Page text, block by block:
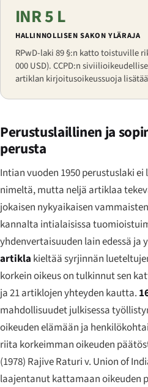
INR 5 L
HALLINNOLLISEN SAKON YLÄRAJA
RPwD-laki 89 §:n katto toistuville
000 USD). CCPD:n
artiklan kirjoitusoikeussuoja
Perustuslaillinen ja
perusta
Intian vuoden 1950 perustuslaki
nimeltä, mutta neljä artiklaa
jokaisen nykyaikaisen
kannalta intialaisissa
yhdenvertaisuuden lain edessä ja
artikla kieltää syrjinnän
korkein oikeus on tulkinnut sen
ja 21 artiklojen yhteyden kautta.
mahdollisuudet julkisessa
oikeuden elämään ja
riita korkeimman oikeuden
(1978) Rajive Raturi v. Union of
laajentanut kattamaan oikeuden